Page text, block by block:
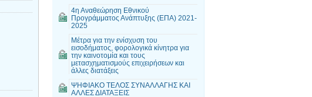
4η Αναθεώρηση Εθνικού
Προγράμματος Ανάπτυξης (ΕΠΑ) 2021-
2025
Μέτρα για την ενίσχυση του
εισοδήματος, φορολογικά κίνητρα για
την καινοτομία και τους
μετασχηματισμούς επιχειρήσεων και
άλλες διατάξεις
ΨΗΦΙΑΚΟ ΤΕΛΟΣ ΣΥΝΑΛΛΑΓΗΣ ΚΑΙ
ΑΛΛΕΣ ΔΙΑΤΑΞΕΙΣ